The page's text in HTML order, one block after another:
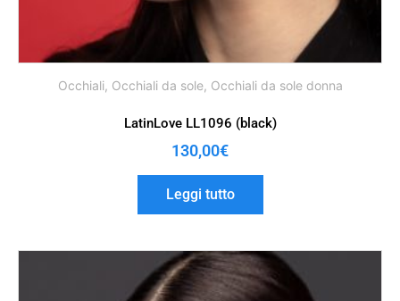
Occhiali, Occhiali da sole, Occhiali da sole donna
LatinLove LL1096 (black)
130,00€
Leggi tutto